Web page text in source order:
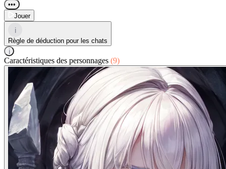
•••
Jouer
i
Règle de déduction pour les chats
i
Caractéristiques des personnages (9)